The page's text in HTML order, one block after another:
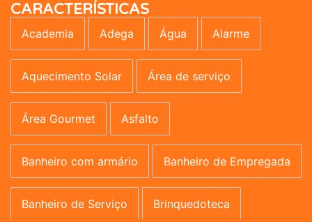
CARACTERÍSTICAS
Academia Adega Água Alarme
Aquecimento Solar Área de serviço
Área Gourmet Asfalto
Banheiro com armário Banheiro de Empregada
Banheiro de Serviço Brinquedoteca